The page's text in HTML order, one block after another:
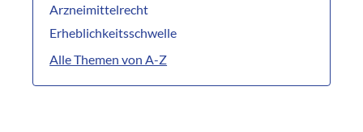
Arzneimittelrecht
Erheblichkeitsschwelle
Alle Themen von A-Z